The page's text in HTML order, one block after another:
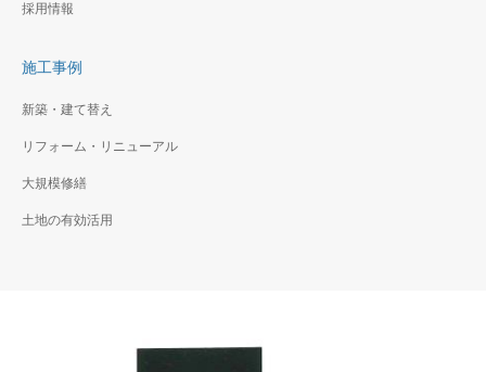
採用情報
施工事例
新築・建て替え
リフォーム・リニューアル
大規模修繕
土地の有効活用